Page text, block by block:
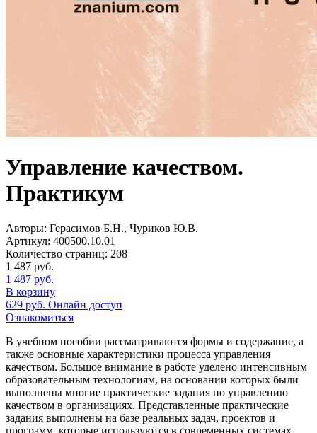
Управление качеством.
Практикум
Авторы: Герасимов Б.Н., Чуриков Ю.В.
Артикул: 400500.10.01
Количество страниц: 208
1 487 руб.
1 487 руб.
В корзину
629 руб. Онлайн доступ
Ознакомиться
В учебном пособии рассматриваются формы и содержание, а
также основные характеристики процесса управления
качеством. Большое внимание в работе уделено интенсивным
образовательным технологиям, на основании которых были
выполнены многие практические задания по управлению
качеством в организациях. Представленные практические
задания выполнены на базе реальных задач, проектов и
программ, которые используются в современных системах